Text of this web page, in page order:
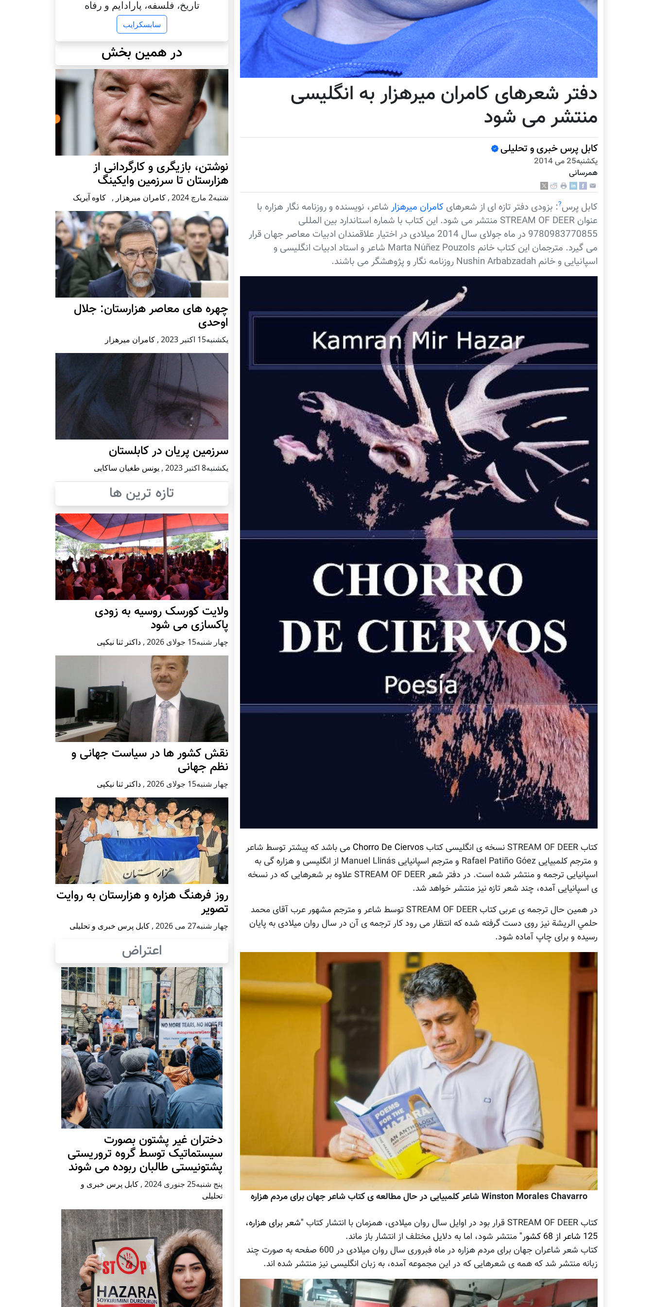
دفتر شعرهای کامران میرهزار به انگلیسی
منتشر می شود
کابل پرس خبری و تحلیلی
يكشنبه25 می 2014
همرسانی
کابل پرس?: بزودی دفتر تازه ای از شعرهای کامران میرهزار شاعر، نویسنده و روزنامه نگار هزاره با
عنوان STREAM OF DEER منتشر می شود. این کتاب با شماره استاندارد بین المللی
9780983770855 در ماه جولای سال 2014 میلادی در اختیار علاقمندان ادبیات معاصر جهان قرار
می گیرد. مترجمان این کتاب خانم Marta Núñez Pouzols شاعر و استاد ادبیات انگلیسی و
اسپانیایی و خانم Nushin Arbabzadah روزنامه نگار و پژوهشگر می باشند.
کتاب STREAM OF DEER نسخه ی انگلیسی کتاب Chorro De Ciervos می باشد که پیشتر توسط شاعر
و مترجم کلمبیایی Rafael Patiño Góez و مترجم اسپانیایی Manuel Llinás از انگلیسی و هزاره گی به
اسپانیایی ترجمه و منتشر شده است. در دفتر شعر STREAM OF DEER علاوه بر شعرهایی که در نسخه
ی اسپانیایی آمده، چند شعر تازه نیز منتشر خواهد شد.
در همین حال ترجمه ی عربی کتاب STREAM OF DEER توسط شاعر و مترجم مشهور عرب آقای محمد
حلمي الريشة نیز روی دست گرفته شده که انتظار می رود کار ترجمه ی آن در سال روان میلادی به پایان
رسیده و برای چاپ آماده شود.
Winston Morales Chavarro شاعر کلمبیایی در حال مطالعه ی کتاب شاعر جهان برای مردم هزاره
کتاب STREAM OF DEER قرار بود در اوایل سال روان میلادی، همزمان با انتشار کتاب
"شعر برای هزاره،
125 شاعر از 68 کشور"
منتشر شود، اما به دلایل مختلف از انتشار باز ماند.
کتاب شعر شاعران جهان برای مردم هزاره در ماه فبروری سال روان میلادی در 600 صفحه به صورت چند
زبانه منتشر شد که همه ی شعرهایی که در این مجموعه آمده، به زبان انگلیسی نیز منتشر شده اند.
تاریخ، فلسفه، پارادایم و رفاه
سابسکرایب
در همین بخش
نوشتن، بازیگری و کارگردانی از
هزارستان تا سرزمین وایکینگ
شنبه2 مارچ 2024 , کامران میرهزار , کاوه آیریک
چهره های معاصر هزارستان: جلال
اوحدی
يكشنبه15 اكتبر 2023 , کامران میرهزار
سرزمین پریان در کابلستان
يكشنبه8 اكتبر 2023 , یونس طغیان ساکایی
تازه ترین ها
ولایت کورسک روسیه به زودی
پاکسازی می شود
چهار شنبه15 جولای 2026 , داکتر ثنا نیکپی
نقش کشور ها در سیاست جهانی و
نظم جهانی
چهار شنبه15 جولای 2026 , داکتر ثنا نیکپی
روز فرهنگ هزاره و هزارستان به روایت
تصویر
چهار شنبه27 می 2026 , کابل پرس خبری و تحلیلی
اعتراض
دختران غیر پشتون بصورت
سیستماتیک توسط گروه تروریستی
پشتونیستی طالبان ربوده می شوند
پنج شنبه25 جنوری 2024 , کابل پرس خبری و
تحلیلی